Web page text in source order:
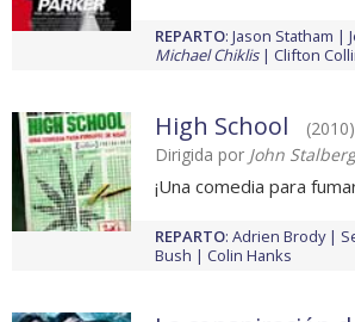
REPARTO: Jason Statham
Michael Chiklis
Clifton
High School
Dirigida por John Stalberg
¡Una comedia para
REPARTO: Adrien Brody
Bush
Colin Hanks